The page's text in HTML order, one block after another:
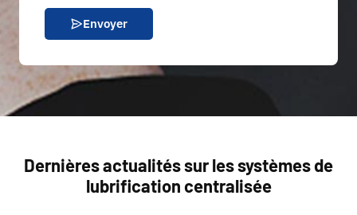
Envoyer
Dernières actualités sur les systèmes de
lubrification centralisée